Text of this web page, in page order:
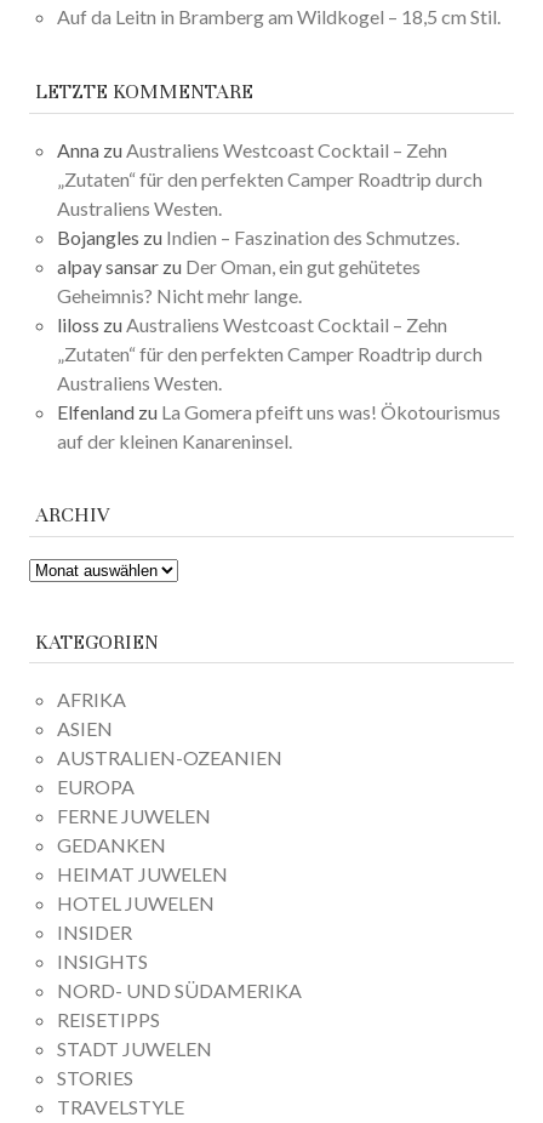
Auf da Leitn in Bramberg am Wildkogel – 18,5 cm Stil.
LETZTE KOMMENTARE
Anna zu Australiens Westcoast Cocktail – Zehn
„Zutaten“ für den perfekten Camper Roadtrip durch
Australiens Westen.
Bojangles zu Indien – Faszination des Schmutzes.
alpay sansar zu Der Oman, ein gut gehütetes
Geheimnis? Nicht mehr lange.
liloss zu Australiens Westcoast Cocktail – Zehn
„Zutaten“ für den perfekten Camper Roadtrip durch
Australiens Westen.
Elfenland zu La Gomera pfeift uns was! Ökotourismus
auf der kleinen Kanareninsel.
ARCHIV
ARCHIV
KATEGORIEN
AFRIKA
ASIEN
AUSTRALIEN-OZEANIEN
EUROPA
FERNE JUWELEN
GEDANKEN
HEIMAT JUWELEN
HOTEL JUWELEN
INSIDER
INSIGHTS
NORD- UND SÜDAMERIKA
REISETIPPS
STADT JUWELEN
STORIES
TRAVELSTYLE